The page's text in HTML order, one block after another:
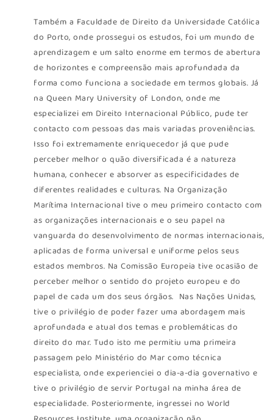
Também a Faculdade de Direito da Universidade Católica
do Porto, onde prossegui os estudos, foi um mundo de
aprendizagem e um salto enorme em termos de abertura
de horizontes e compreensão mais aprofundada da
forma como funciona a sociedade em termos globais. Já
na Queen Mary University of London, onde me
especializei em Direito Internacional Público, pude ter
contacto com pessoas das mais variadas proveniências.
Isso foi extremamente enriquecedor já que pude
perceber melhor o quão diversificada é a natureza
humana, conhecer e absorver as especificidades de
diferentes realidades e culturas. Na Organização
Marítima Internacional tive o meu primeiro contacto com
as organizações internacionais e o seu papel na
vanguarda do desenvolvimento de normas internacionais,
aplicadas de forma universal e uniforme pelos seus
estados membros. Na Comissão Europeia tive ocasião de
perceber melhor o sentido do projeto europeu e do
papel de cada um dos seus órgãos. Nas Nações Unidas,
tive o privilégio de poder fazer uma abordagem mais
aprofundada e atual dos temas e problemáticas do
direito do mar. Tudo isto me permitiu uma primeira
passagem pelo Ministério do Mar como técnica
especialista, onde experienciei o dia-a-dia governativo e
tive o privilégio de servir Portugal na minha área de
especialidade. Posteriormente, ingressei no World